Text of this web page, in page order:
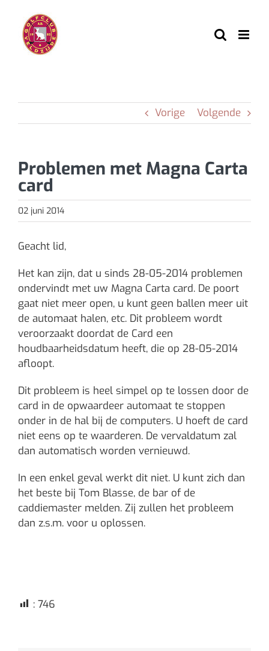
inhoud
Vorige Volgende
Problemen met Magna Carta
card
02 juni 2014
Geacht lid,
Het kan zijn, dat u sinds 28-05-2014 problemen
ondervindt met uw Magna Carta card. De poort
gaat niet meer open, u kunt geen ballen meer uit
de automaat halen, etc. Dit probleem wordt
veroorzaakt doordat de Card een
houdbaarheidsdatum heeft, die op 28-05-2014
afloopt.
Dit probleem is heel simpel op te lossen door de
card in de opwaardeer automaat te stoppen
onder in de hal bij de computers. U hoeft de card
niet eens op te waarderen. De vervaldatum zal
dan automatisch worden vernieuwd.
In een enkel geval werkt dit niet. U kunt zich dan
het beste bij Tom Blasse, de bar of de
caddiemaster melden. Zij zullen het probleem
dan z.s.m. voor u oplossen.
: 746